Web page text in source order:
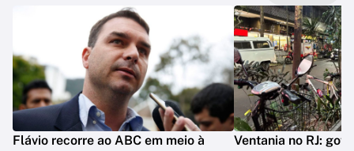
Flávio recorre ao ABC em meio à
Ventania no RJ: